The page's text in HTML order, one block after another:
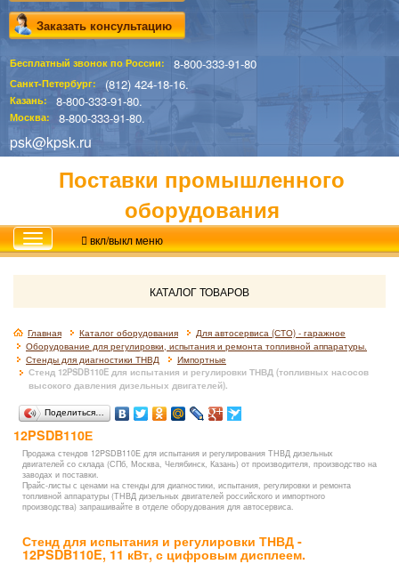
Заказать консультацию
Бесплатный звонок по России: 8-800-333-91-80
Санкт-Петербург: (812) 424-18-16.
Казань: 8-800-333-91-80.
Москва: 8-800-333-91-80.
psk@kpsk.ru
Поставки промышленного
оборудования
вкл/выкл меню
КАТАЛОГ ТОВАРОВ
Главная Каталог оборудования
Для автосервиса (СТО) - гаражное
Оборудование для регулировки, испытания и ремонта топливной аппаратуры.
Стенды для диагностики ТНВД
Импортные
Стенд 12PSDB110E для испытания и регулировки ТНВД (топливных насосов
высокого давления дизельных двигателей).
Поделиться…
12PSDB110Е
Продажа стендов 12PSDB110E для испытания и регулирования ТНВД дизельных
двигателей со склада (СПб, Москва, Челябинск, Казань) от производителя, производство на
заводах и поставки.
Прайс-листы с ценами на стенды для диагностики, испытания, регулировки и ремонта
топливной аппаратуры (ТНВД дизельных двигателей российского и импортного
производства) запрашивайте в отделе оборудования для автосервиса.
Стенд для испытания и регулировки ТНВД -
12PSDB110E, 11 кВт, с цифровым дисплеем.